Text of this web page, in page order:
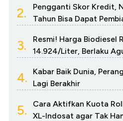
2.
Pengganti Skor Kredit,
Tahun Bisa Dapat
3.
Resmi! Harga Biodiesel
14.924/Liter, Berlaku
4.
Kabar Baik Dunia,
Lagi Berakhir
5.
Cara Aktifkan Kuota
XL-Indosat agar Tak